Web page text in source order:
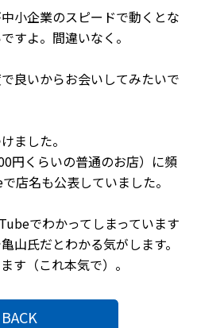
小企業のスピードで動くとな
すよ。間違いなく。
良いからお会いしてみたいで
ました。
円くらいの普通のお店）に頻
店名も公表していました。
でわかってしまっています
山氏だとわかる気がします。
す（これ本気で）。
BACK